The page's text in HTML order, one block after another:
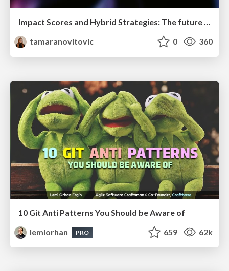
tamaranovitovic
0 360
10 Git Anti Patterns You Should be Aware of
lemiorhan
PRO 659 62k